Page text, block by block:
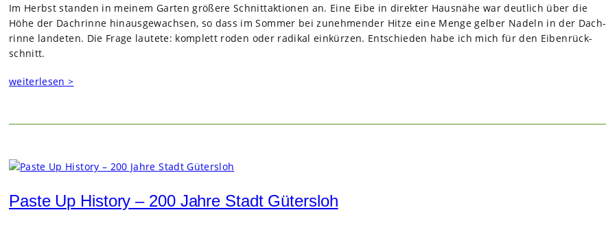
Im Herbst stan­den in mei­nem Gar­ten grö­ßere Schnitt­ak­tio­nen an. Eine Eibe in direk­ter Haus­nähe war deut­lich über die
Höhe der Dach­rinne hin­aus­ge­wach­sen, so dass im Som­mer bei zuneh­men­der Hitze eine Menge gel­ber Nadeln in der Dach­
rinne lan­de­ten. Die Frage lau­tete: kom­plett roden oder radi­kal ein­kür­zen. Ent­schie­den habe ich mich für den Eiben­rück­
schnitt.
weiterlesen >
Paste Up History – 200 Jahre Stadt Gütersloh